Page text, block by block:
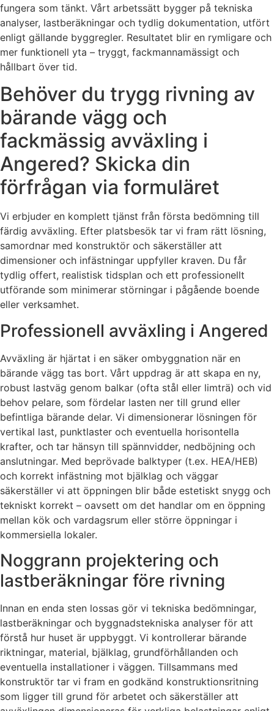
fungera som tänkt. Vårt arbetssätt bygger på tekniska
analyser, lastberäkningar och tydlig dokumentation, utfört
enligt gällande byggregler. Resultatet blir en rymligare och
mer funktionell yta – tryggt, fackmannamässigt och
hållbart över tid.
Behöver du trygg rivning av
bärande vägg och
fackmässig avväxling i
Angered? Skicka din
förfrågan via formuläret
Vi erbjuder en komplett tjänst från första bedömning till
färdig avväxling. Efter platsbesök tar vi fram rätt lösning,
samordnar med konstruktör och säkerställer att
dimensioner och infästningar uppfyller kraven. Du får
tydlig offert, realistisk tidsplan och ett professionellt
utförande som minimerar störningar i pågående boende
eller verksamhet.
Professionell avväxling i Angered
Avväxling är hjärtat i en säker ombyggnation när en
bärande vägg tas bort. Vårt uppdrag är att skapa en ny,
robust lastväg genom balkar (ofta stål eller limträ) och vid
behov pelare, som fördelar lasten ner till grund eller
befintliga bärande delar. Vi dimensionerar lösningen för
vertikal last, punktlaster och eventuella horisontella
krafter, och tar hänsyn till spännvidder, nedböjning och
anslutningar. Med beprövade balktyper (t.ex. HEA/HEB)
och korrekt infästning mot bjälklag och väggar
säkerställer vi att öppningen blir både estetiskt snygg och
tekniskt korrekt – oavsett om det handlar om en öppning
mellan kök och vardagsrum eller större öppningar i
kommersiella lokaler.
Noggrann projektering och
lastberäkningar före rivning
Innan en enda sten lossas gör vi tekniska bedömningar,
lastberäkningar och byggnadstekniska analyser för att
förstå hur huset är uppbyggt. Vi kontrollerar bärande
riktningar, material, bjälklag, grundförhållanden och
eventuella installationer i väggen. Tillsammans med
konstruktör tar vi fram en godkänd konstruktionsritning
som ligger till grund för arbetet och säkerställer att